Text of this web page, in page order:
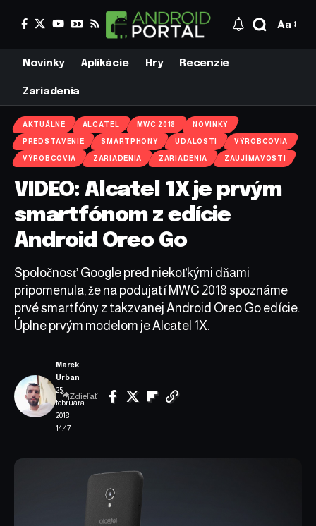
Aa
Novinky Aplikácie Hry Recenzie
Zariadenia
AKTUÁLNE ALCATEL MWC 2018 NOVINKY
PREDSTAVENIE SMARTPHONY UDALOSTI VÝROBCOVIA
VÝROBCOVIA ZARIADENIA ZARIADENIA ZAUJÍMAVOSTI
VIDEO: Alcatel 1X je prvým
smartfónom z edície
Android Oreo Go
Spoločnosť Google pred niekoľkými dňami
pripomenula, že na podujatí MWC 2018 spoznáme
prvé smartfóny z takzvanej Android Oreo Go edície.
Úplne prvým modelom je Alcatel 1X.
25.
februára
2018
14:47
Marek
Urban
Zdieľať